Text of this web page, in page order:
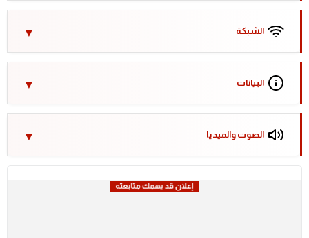
الشبكة
البيانات
الصوت والميديا